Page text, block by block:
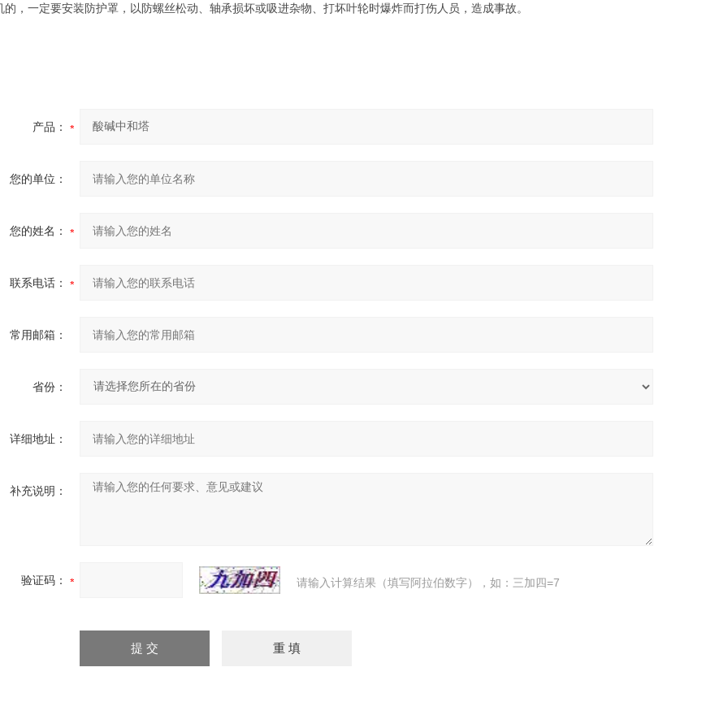
的，一定要安装防护罩，以防螺丝松动、轴承损坏或吸进杂物、打坏叶轮时爆炸而打伤人员，造成事故。
产品：
您的单位：
您的姓名：
联系电话：
常用邮箱：
省份：
详细地址：
补充说明：
验证码： 请输入计算结果（填写阿拉伯数字），如：三加四=7